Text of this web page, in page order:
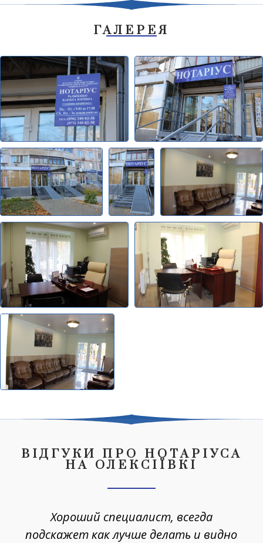
ГАЛЕРЕЯ
ВІДГУКИ ПРО НОТАРІУСА
НА ОЛЕКСІЇВКІ
Хороший специалист, всегда
подскажет как лучше делать и видно